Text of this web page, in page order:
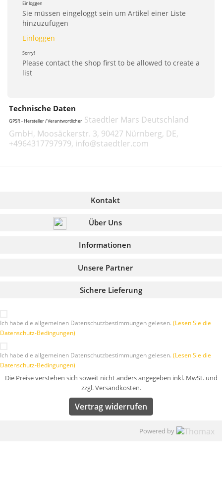
Einloggen
Sie müssen eingeloggt sein um Artikel einer Liste
hinzuzufügen
Einloggen
Sorry!
Please contact the shop first to be allowed to create a
list
Technische Daten
GPSR - Hersteller / Verantwortlicher Staedtler Mars Deutschland
GmbH, Moosäckerstr. 3, 90427 Nürnberg, DE,
+4964317797979, info@staedtler.com
Kontakt
Über Uns
Informationen
Sichere Lieferung
Unsere Partner
Ich habe die allgemeinen Datenschutzbestimmungen gelesen. (Lesen Sie die
Datenschutz-Bedingungen)
Ich habe die allgemeinen Datenschutzbestimmungen gelesen. (Lesen Sie die
Datenschutz-Bedingungen)
Die Preise verstehen sich soweit nicht anders angegeben inkl. MwSt. und
zzgl. Versandkosten.
Vertrag widerrufen
Powered by